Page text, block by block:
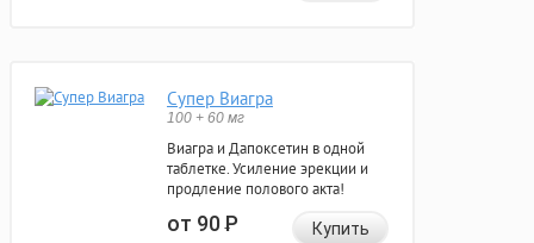
Супер Виагра
100 + 60 мг
Виагра и Дапоксетин в одной
таблетке. Усиление эрекции и
продление полового акта!
от 90Р Купить